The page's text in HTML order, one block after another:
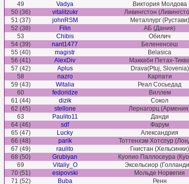
49
Vadya Виктория Молдова
50 (36)
vitalitzukr Ливингстон
51 (37)
johnRSM Металлург (Рустави)
52 (38)
Filin АБ (Дания)
53
Chibis Обилич
54 (39)
nant1477 Белененсеш
55 (40)
magistr Belasica
56 (41)
AlexDiv Маккаби Петах-
57 (42)
Aplus Drava(Ptuj, Slovenia)
58
nazro Карпати
59 (43)
Witalia Реал Сосьедад
60
fedoridze Виллем
61 (44)
dizik Сокол
62 (45)
stellone Лернагорц
63
Paulito11 Данди
64 (46)
sdf Фарум
65 (47)
Lucky Александрия
66 (48)
parik Тоттенхэм Хотспур
67 (49)
raulito Гнистан (Хельсинки)
68 (50)
Grubiyan Куопио Паллосеура
69
Vitaliy_O Эксельсиор
70 (51)
esipovski Мольде Норвегия
71 (52)
Buba Ренн